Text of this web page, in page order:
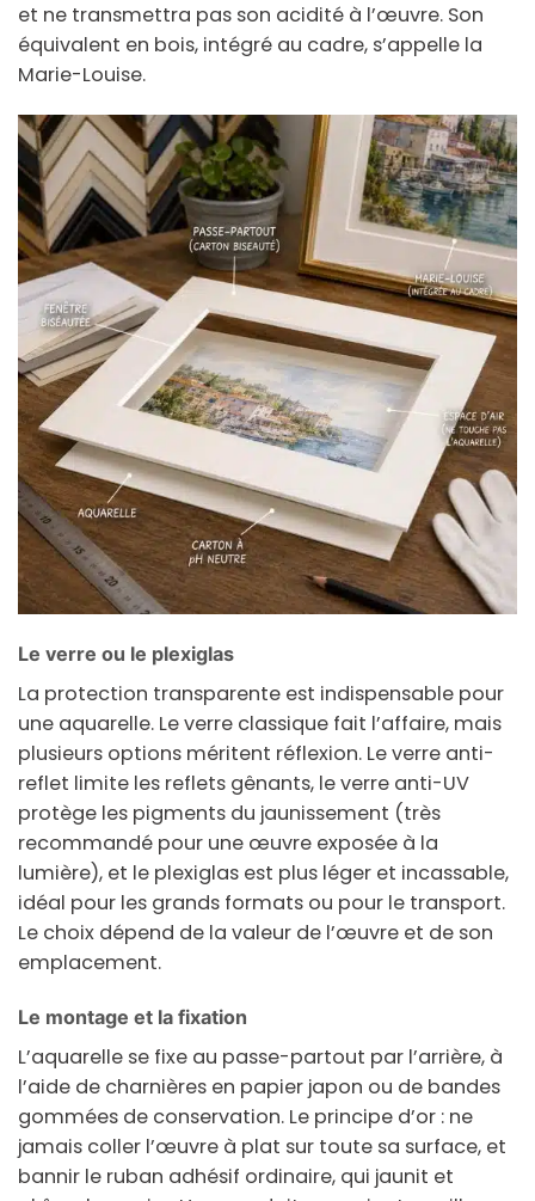
et ne transmettra pas son acidité à l’œuvre. Son
équivalent en bois, intégré au cadre, s’appelle la
Marie-Louise.
Le verre ou le plexiglas
La protection transparente est indispensable pour
une aquarelle. Le verre classique fait l’affaire, mais
plusieurs options méritent réflexion. Leverre anti-
reflet limite les reflets gênants, leverre anti-UV
protège les pigments du jaunissement (très
recommandé pour une œuvre exposée à la
lumière), et le plexiglas est plus léger et incassable,
idéal pour les grands formats ou pour le transport.
Le choix dépend de la valeur de l’œuvre et de son
emplacement.
Le montage et la fixation
L’aquarelle se fixe au passe-partout par l’arrière, à
l’aide de charnières en papier japon ou de bandes
gommées de conservation. Le principe d’or : ne
jamais coller l’œuvre à plat sur toute sa surface, et
bannir le ruban adhésif ordinaire, qui jaunit et